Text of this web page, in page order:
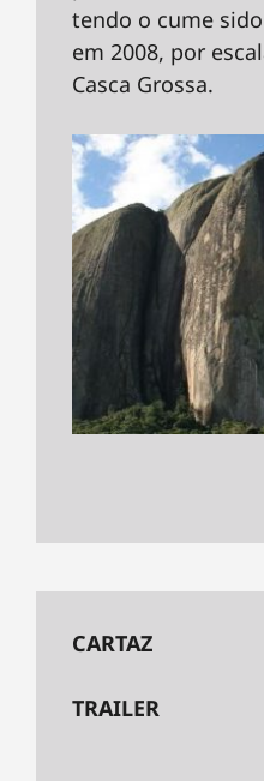
tendo o cume
em 2008, por
Casca Grossa.
CARTAZ
TRAILER